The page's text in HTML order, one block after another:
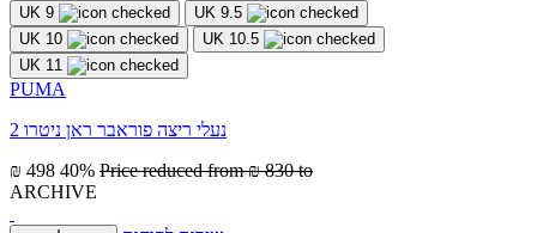
UK 9
UK 9.5
UK 10
UK 10.5
UK 11
PUMA
נעלי ריצה פוראבר ראן ניטרו 2
₪ 498 40% Price reduced from₪ 830 to
ARCHIVE